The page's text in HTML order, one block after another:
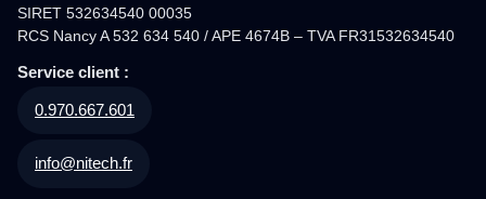
SIRET 532634540 00035
RCS Nancy A 532 634 540 / APE 4674B – TVA FR31532634540
Service client :
0.970.667.601
info@nitech.fr